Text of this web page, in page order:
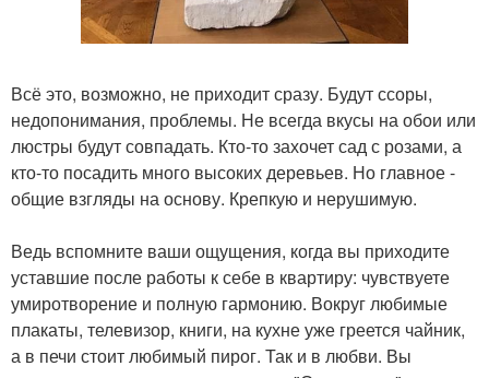
Всё это, возможно, не приходит сразу. Будут ссоры,
недопонимания, проблемы. Не всегда вкусы на обои или
люстры будут совпадать. Кто-то захочет сад с розами, а
кто-то посадить много высоких деревьев. Но главное -
общие взгляды на основу. Крепкую и нерушимую.
Ведь вспомните ваши ощущения, когда вы приходите
уставшие после работы к себе в квартиру: чувствуете
умиротворение и полную гармонию. Вокруг любимые
плакаты, телевизор, книги, на кухне уже греется чайник,
а в печи стоит любимый пирог. Так и в любви. Вы